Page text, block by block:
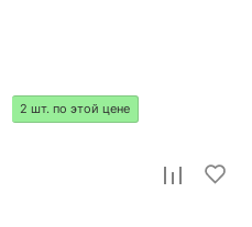
2 шт. по этой цене